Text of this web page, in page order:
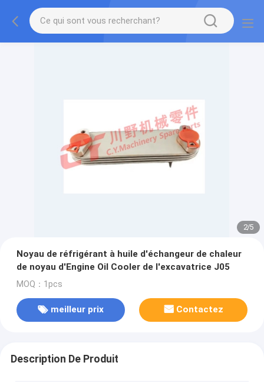
2/5
Noyau de réfrigérant à huile d'échangeur de chaleur
de noyau d'Engine Oil Cooler de l'excavatrice J05
MOQ：1pcs
meilleur prix Contactez
Description De Produit